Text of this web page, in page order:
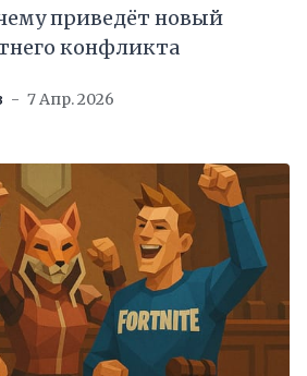
приведёт новый
конфликта
7 Апр. 2026